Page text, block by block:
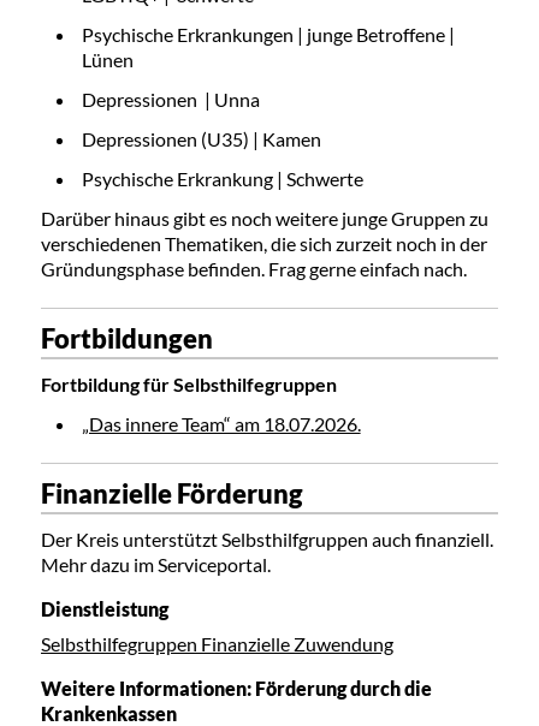
Psychische Erkrankungen | junge Betroffene |
Lünen
Depressionen | Unna
Depressionen (U35) | Kamen
Psychische Erkrankung | Schwerte
Darüber hinaus gibt es noch weitere junge Gruppen zu
verschiedenen Thematiken, die sich zurzeit noch in der
Gründungsphase befinden. Frag gerne einfach nach.
Fortbildungen
Fortbildung fürSelbsthilfegruppen
„Das innere Team“ am 18.07.2026.
Finanzielle Förderung
Der Kreis unterstützt Selbsthilfgruppen auch finanziell.
Mehr dazu im Serviceportal.
Dienstleistung
Selbsthilfegruppen Finanzielle Zuwendung
Weitere Informationen: Förderung durch die
Krankenkassen